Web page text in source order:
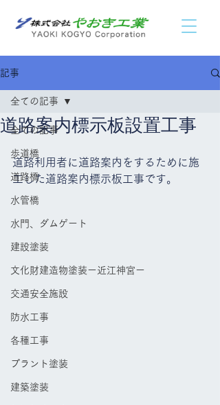
記事
全ての記事
歩道橋
道路橋
水管橋
水門、ダムゲート
建設塗装
文化財建造物塗装ー近江神宮ー
交通安全施設
防水工事
各種工事
プラント塗装
建築塗装
全ての記事
道路案内標示板設置工事
道路利用者に道路案内をするために施
工した道路案内標示板工事です。